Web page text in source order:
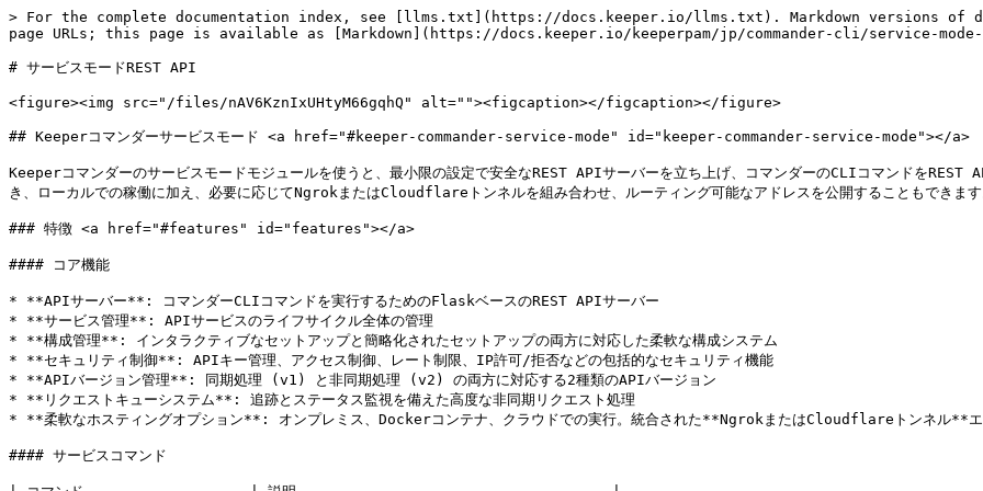
> For the complete documentation index, see [llms.txt](https://docs.keeper.io/llms.txt). Markdown versions of documentation pages are available by appending `.md` to page URLs; this page is available as [Markdown](https://docs.keeper.io/keeperpam/jp/commander-cli/service-mode-rest-api.md).

# サービスモードREST API

<figure><img src="/files/nAV6KznIxUHtyM66gqhQ" alt=""><figcaption></figcaption></figure>

## Keeperコマンダーサービスモード <a href="#keeper-commander-service-mode" id="keeper-commander-service-mode"></a>

Keeperコマンダーのサービスモードモジュールを使うと、最小限の設定で安全なREST APIサーバーを立ち上げ、コマンダーのCLIコマンドをREST API経由で実行できます。セキュリティと構成の柔軟性を保ったまま運用でき、ローカルでの稼働に加え、必要に応じてNgrokまたはCloudflareトンネルを組み合わせ、ルーティング可能なアドレスを公開することもできます。

### 特徴 <a href="#features" id="features"></a>

#### コア機能

* **APIサーバー**: コマンダーCLIコマンドを実行するためのFlaskベースのREST APIサーバー
* **サービス管理**: APIサービスのライフサイクル全体の管理
* **構成管理**: インタラクティブなセットアップと簡略化されたセットアップの両方に対応した柔軟な構成システム
* **セキュリティ制御**: APIキー管理、アクセス制御、レート制限、IP許可/拒否などの包括的なセキュリティ機能
* **APIバージョン管理**: 同期処理 (v1) と非同期処理 (v2) の両方に対応する2種類のAPIバージョン
* **リクエストキューシステム**: 追跡とステータス監視を備えた高度な非同期リクエスト処理
* **柔軟なホスティングオプション**: オンプレミス、Dockerコンテナ、クラウドでの実行。統合された**NgrokまたはCloudflareトンネル**エージェントに対応

#### サービスコマンド

| コマンド                   | 説明                                    |
| ---------------------- | ------------------------------------- |
| `service-create`       | カスタマイズ可能な設定でサービスを初期化および構成する           |
| `service-start`        | 既存の構成でサービスを開始する                       |
| `service-stop`         | 実行中のサービスを正常に停止する                      |
| `service-status`       | 現在のサービスステータスを表示する                     |
| `service-config-add`   | 新しいAPI構成とコマンドアクセス設定を追加する              |
| `service-docker-setup` | KSM構成を使用したDockerサービスモードの自動セットアップ      |
| `slack-app-setup`      | コマンダーサービスモードを使用したSlackアプリ連携の自動セットアップ  |
| `teams-app-setup`      | コマンダーサービスモードを使用したTeamsアプリ連携の自動セットアップ  |
| `sailpoint-app-setup`  | コマンダーサービスモードを使用したSailPoint連携の自動セットアップ |

{% hint style="warning" %}
`slack-app-setup`、`teams-app-setup`、`service-docker-setup` コマンドでは、認証情報がローカルの `config.json` に保存されている必要があります。

OSのキーチェーンに認証情報が保存されている状態では、これらのコマンドは動作しません。先に `keeper shell --config-file` でコマンダーを起動するか、`login --config-file` でログインしてから、コマンドを再実行してください。

**エラーの例**

```
My Vault> slack-app-setup
slack-app-setup: Error: This command requires credentials to be stored in config.json, but they are currently stored in the OS keychain.

Please re-login with the --config-file flag first:

   login --config-file    (or: keeper shell --config-file)

Then re-run this command.
```

{% endhint %}

#### セキュリティ機能

* APIキー認証
* 設定可能なトークンの有効期限 (分/時間/日)
* API応答のオプションのAES-256 GCM暗号化
* 提供された証明書 (.pem) を使用したTLS対応
* 構成可能なルールによるレート制限
* IP許可リスト (ホワイトリスト) とIP拒否リスト (ブラックリスト) の管理
* リクエストの検証とポリシーの適用
* 秘密鍵を使用したローカルサービス構成JSONまたはYAMLファイルの暗号化

### セキュリティ <a href="#security" id="security"></a>

Keeperコマンダーサービスモード機能は、既存のコマンダーセッションをREST APIでラップするセルフホステッドミドルウェアです。この機能は、高速なリクエストとシンプルなHTTPSベースのAPIが求められる環境に適しています。

この機能を最も安全に使用するためには、以下のことをお勧めします。

* コマンダーサービス専用のサービスアカウントを使用し、必要な権限と機能のみに範囲を限定してください。
* また、コマンドのアクセス制御についても、ユースケースに応じて必要なコマンドのみに制限することを推奨します。
* REST APIエンドポイントへのアクセスにIPホワイトリストを適用する。
* コマンダーサービスを実行しているマシンへのアクセスを保護する。
* 異なるコマンドや使用ケースごとに異なるAPIトークンを使用する。

### 使用法 <a href="#usage" id="usage"></a>

#### 基本設定

[Keeperコマンダーをインストール](/keeperpam/jp/commander-cli/commander-installation-setup.md)してからシェルへログインします。

```
keeper shell
```

プロンプトが表示されたら、Keeperの認証情報を使用してログインします。コマンダーサービスモードは通常サービスとして実行されるため、生体認証ログイン、または永続的なログインセッションの利用を推奨します。

生体認証ログイン

```
biometric register
```

または、以下のコマンドを使用して永続的なログインセッションを作成します。

```
this-device persistent-login on
this-device register
this-device timeout 30d
this-device 2fa_expiration forever
```

#### サービスモードの作成: 対話的設定の使用

対話形式のプロンプトを使ってサービスを作成・構成します。

```
service-create
```

以下の項目の設定を求められます。

* ポート番号
* Ngrok認証トークン (任意)
* Cloudflareトンネルトークン (任意)
* TLS証明書のパス (任意)
* リクエストキューシステム (y/n)
* セキュリティ設定 (任意)
* 設定フォーマット (yaml/json) (未作成の場合)
* 実行モード (フォアグラウンド/バックグラウンド)
* コマンドアクセス制御

例: TLS証明書 (https) を使用してサービスモードを作成する

```
My Vault> service-create
Enter Port No:9090
Enable Ngrok Tunneling? (y/n):n
Enable TLS Certificate (y/n):y
Enter Certificate Path:/Users/cert/cert.pem
Enter Certificate Password:/Users/cert/key.pem
Enable Request Queue? (y/n):y
Enable Advanced Security? (y/n):n
Select Run Mode (foreground/background):foreground
List of supported commands, Enter comma separated:whoami,record-add,tree,ls
Select configuration format (json/yaml):yaml
Generated API key: xxxxxxxxxxxxxxxxxxxxxxxxxxxxxxxxxxx

Uploading service_config.yaml ...
Commander Service starting on https://localhost:9090/api/v2/
Commander Service started with PID: 35215
```

#### ストリームライン構成

1つのコマンドでサービスをすばやく構成できます (デフォルトはフォアグラウンドモードでHTTP)。

```
service-create -p 9090 -c 'record-add,whoami' -f json
```

**Ngrok**を使用してすばやく構成する場合 (Ngrok認証トークンとNgrokサブドメインを指定)

{% code overflow="wrap" %}

```
service-create -p 9090 -c 'record-add,whoami' -ng xxxxxxxxxxx -cd mydomain
```

{% endcode %}

**Cloudflare**を使用してすばやく構成する場合 (Cloudflare認証トークンとドメイン名を指定)

{% code overflow="wrap" %}

```
service-create -p 9090 -c 'record-add,whoami' -cf xxxxxxxxxxx -cfd myname
```

{% endcode %}

詳細オプションを使用して構成する場合

{% code overflow="wrap" %}

```
service-create -p <port> -f <json-or-yaml> -c <command-list> -rm <foreground-or-background> -q <y-or-n> -crtf <certificate-file-path> -crtp <certificate-password-key-path> -aip <allowed-ip-list> -dip <denied-ip-list>
```

{% endcode %}

**ストリームラインパラメータ**

* `-p, --port`: サービスのポート番号 (簡易構成を開始するために必須)
* `-c, --commands`: 許可コマンドまたはエイリアスのカンマ区切りリスト (必須)
* `-ng, --ngrok`: クラウド管理のURLアクセス用のNgrok認証トークン (任意)
* `-cd`: Ngrokカスタムドメイン。サブドメイン部分のみ (任意)
* `-cf,--cloudflare`: クラウド管理のURLアクセス用のCloudflareトンネルトークン (任意)
* `-cfd`: Cloudflareカスタムドメイン (任意)
* `-crtf, --certfile`: SSL証明書ファイルのパス。`.crt`、`.pem`、`.key` を指定可能 (任意)
* `-crtp, --certpassword`: SSL証明書のパスワード (任意)
* `-q, --queue_enabled`: リクエストキューシステムを有効化 (y/n) - **デフォルト: y**
* `-rm, --run_mode`: サービスの実行モード (foreground/background) - **デフォルト: foreground**
* `-f, --fileformat`: 構成ファイル形式 (json/yaml) - サービスはセットアップを促す前に、ローカルの構成ファイルとボルトで既存の構成形式を確認します。
* `-rl, --ratelimit`: IPごと・エンドポイントごとのレート制限 (例: `10/minute`、`100/hour`、`1000/day`) (任意)
* `-aip, --allowedip`: IP許可リスト (任意) - **デフォルト: 0.0.0.0/0,::/0**
* `-dip`: 拒否IPリスト (任意)
* `-ek, --encryption_key`: AES-256応答暗号化用のBase64エンコード32バイト鍵 (任意)
* `-te, --token_expiration`: APIキーの有効期限 (例: `30m`、`24h`、`7d`) (任意)
* `-ur, --update-record <RECORD_UID>`: 生成されたAPIキーとサービスURLを指定した